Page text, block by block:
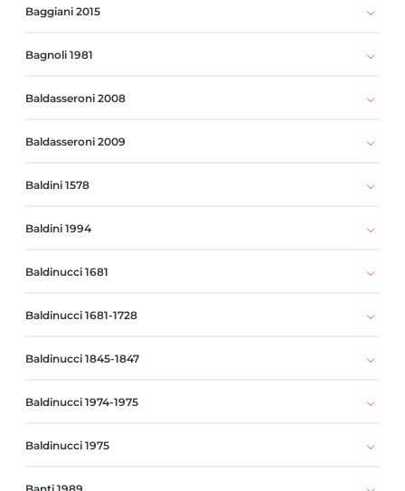
Baggiani 2015
Bagnoli 1981
Baldasseroni 2008
Baldasseroni 2009
Baldini 1578
Baldini 1994
Baldinucci 1681
Baldinucci 1681-1728
Baldinucci 1845-1847
Baldinucci 1974-1975
Baldinucci 1975